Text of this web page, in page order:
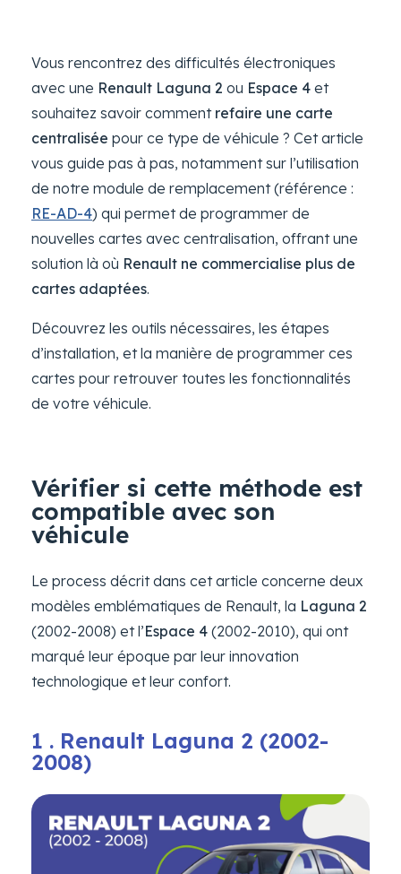
Vous rencontrez des difficultés électroniques
avec une Renault Laguna 2 ou Espace 4 et
souhaitez savoir comment refaire une carte
centralisée pour ce type de véhicule ? Cet article
vous guide pas à pas, notamment sur l’utilisation
de notre module de remplacement (référence :
RE-AD-4) qui permet de programmer de
nouvelles cartes avec centralisation, offrant une
solution là où Renault ne commercialise plus de
cartes adaptées.
Découvrez les outils nécessaires, les étapes
d’installation, et la manière de programmer ces
cartes pour retrouver toutes les fonctionnalités
de votre véhicule.
Vérifier si cette méthode est
compatible avec son
véhicule
Le process décrit dans cet article concerne deux
modèles emblématiques de Renault, la Laguna 2
(2002-2008) et l’Espace 4 (2002-2010), qui ont
marqué leur époque par leur innovation
technologique et leur confort.
1 . Renault Laguna 2 (2002-
2008)